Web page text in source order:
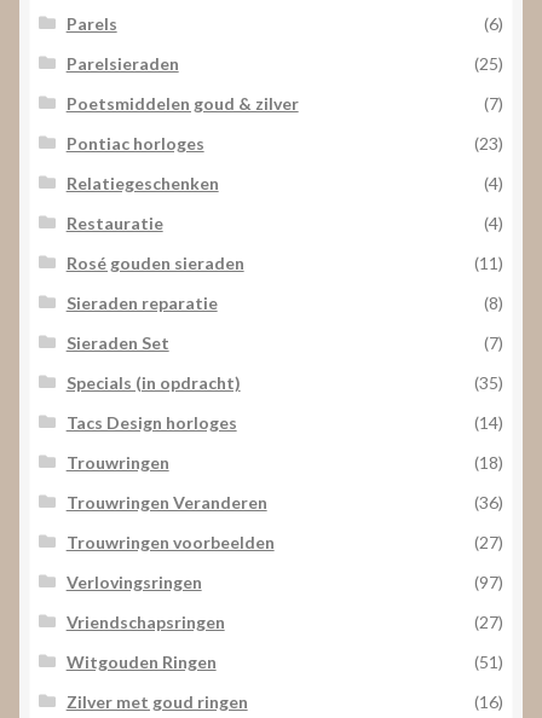
Parels
(6)
Parelsieraden
(25)
Poetsmiddelen goud & zilver
(7)
Pontiac horloges
(23)
Relatiegeschenken
(4)
Restauratie
(4)
Rosé gouden sieraden
(11)
Sieraden reparatie
(8)
Sieraden Set
(7)
Specials (in opdracht)
(35)
Tacs Design horloges
(14)
Trouwringen
(18)
Trouwringen Veranderen
(36)
Trouwringen voorbeelden
(27)
Verlovingsringen
(97)
Vriendschapsringen
(27)
Witgouden Ringen
(51)
Zilver met goud ringen
(16)